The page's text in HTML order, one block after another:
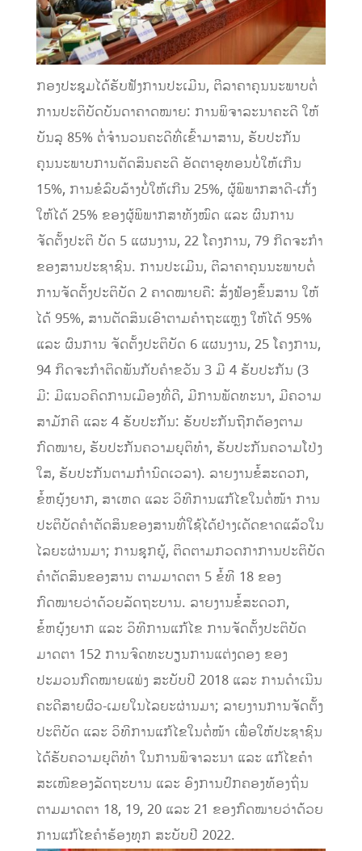
ກອງປະຊຸມໄດ້ຮັບຟັງການປະເມີນ, ຕີລາຄາຄຸນນະພາບຕໍ່
ການປະຕິບັດບັນດາຄາດໝາຍ: ການພິຈາລະນາຄະດີ ໃຫ້
ບັນລຸ 85% ຕໍ່ຈຳນວນຄະດີທີ່ເຂົ້າມາສານ, ຮັບປະກັນ
ຄຸນນະພາບການຕັດສິນຄະດີ ອັດຕາອຸທອນບໍ່ໃຫ້ເກີນ
15%, ການຂໍລົບລ້າງບໍ່ໃຫ້ເກີນ 25%, ຜູ້ພິພາກສາດີ-ເກັ່ງ
ໃຫ້ໄດ້ 25% ຂອງຜູ້ພິພາກສາທັງໝົດ ແລະ ຜົນການ
ຈັດຕັ້ງປະຕິ ບັດ 5 ແຜນງານ, 22 ໂຄງການ, 79 ກິດຈະກຳ
ຂອງສານປະຊາຊົນ. ການປະເມີນ, ຕີລາຄາຄຸນນະພາບຕໍ່
ການຈັດຕັ້ງປະຕິບັດ 2​ ຄາດໝາຍຄື: ສັ່ງຟ້ອງຂຶ້ນສານ ໃຫ້
ໄດ້ 95%, ສານຕັດສິນເອົາຕາມຄໍາຖະແຫຼງ ໃຫ້ໄດ້ 95%
ແລະ ຜົນການ ຈັດຕັ້ງປະຕິບັດ 6 ແຜນງານ, 25 ໂຄງການ,
94 ກິດຈະກໍາຕິດພັນກັບຄໍາຂວັນ 3 ມີ 4 ​ຮັບປະກັນ (3
ມີ: ມີແນວຄິດການເມືອງທີ່ດີ, ມີການພັດທະນາ, ມີຄວາມ
ສາມັກຄີ ແລະ 4 ຮັບປະກັນ: ຮັບປະກັນຖືກຕ້ອງຕາມ
ກົດໝາຍ, ຮັບປະກັນຄວາມຍຸຕິທໍາ, ຮັບປະກັນຄວາມໂປ່ງ
ໃສ​, ຮັບປະກັນຕາມກໍານົດເວລາ). ລາຍງານຂໍ້ສະດວກ,
ຂໍ້ຫຍຸ້ງຍາກ, ສາເຫດ ແລະ ວິທີການແກ້ໄຂໃນຕໍ່ໜ້າ ການ
ປະຕິບັດຄໍາຕັດສິນຂອງສານທີ່ໃຊ້ໄດ້ຢ່າງເດັດຂາດແລ້ວໃນ
ໄລຍະຜ່ານມາ; ການຊຸກຍູ້, ຕິດຕາມກວດກາການປະຕິບັດ
ຄໍາຕັດສິນຂອງສານ ຕາມມາດຕາ 5 ຂໍ້ທີ 18 ຂອງ
ກົດໝາຍວ່າດ້ວຍລັດຖະບານ. ລາຍງານຂໍ້ສະດວກ,
ຂໍ້ຫຍຸ້ງຍາກ ແລະ ວິທີການແກ້ໄຂ ການຈັດຕັ້ງປະຕິບັດ
ມາດຕາ 152 ການຈົດທະບຽນການແຕ່ງດອງ ຂອງ
ປະມວນກົດໝາຍແພ່ງ ສະບັບປີ 2018 ແລະ ການດໍາເນີນ
ຄະດີສາຍຜົວ-ເມຍໃນໄລຍະຜ່ານມາ; ລາຍງານການຈັດຕັ້ງ
ປະຕິບັດ ແລະ ວິທີການແກ້ໄຂໃນຕໍ່ໜ້າ ເພື່ອໃຫ້ປະຊາຊົນ
ໄດ້ຮັບຄວາມຍຸຕິທໍາ ໃນການພິຈາລະນາ ແລະ ແກ້ໄຂຄໍາ
ສະເໜີຂອງລັດຖະບານ ແລະ ອົງການປົກຄອງທ້ອງຖິ່ນ
ຕາມມາດຕາ 18, 19,​ 20​ ແລະ 21 ຂອງກົດໝາຍວ່າດ້ວຍ
ການແກ້ໄຂຄໍາຮ້ອງທຸກ ສະບັບປີ 2022.